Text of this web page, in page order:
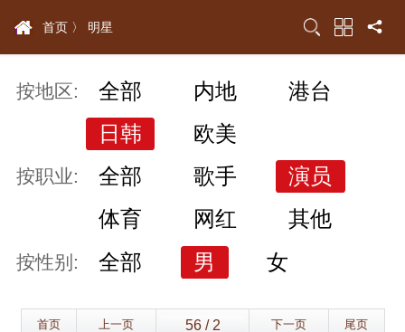
首页 〉 明星
按地区: 全部 内地
港台
日韩
欧美
按职业: 全部 歌手
演员
体育
网红 其他
按性别: 全部 男 女
首页 上一页 下一页 尾页